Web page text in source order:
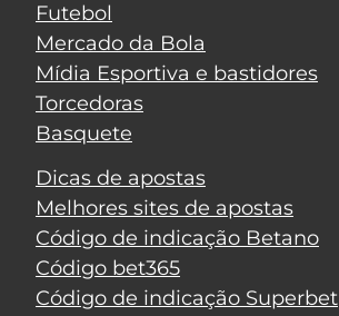
Futebol
Mercado da Bola
Mídia Esportiva e bastidores
Torcedoras
Basquete
Dicas de apostas
Melhores sites de apostas
Código de indicação Betano
Código bet365
Código de indicação Superbet